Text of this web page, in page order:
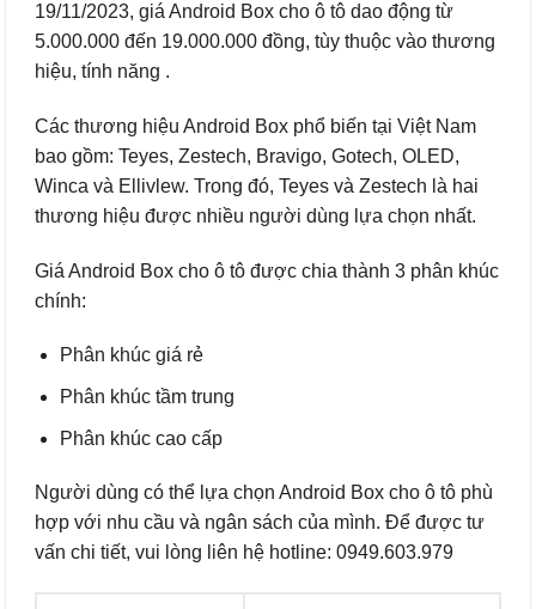
19/11/2023, giá Android Box cho ô tô dao động từ
5.000.000 đến 19.000.000 đồng, tùy thuộc vào thương
hiệu, tính năng .
Các thương hiệu Android Box phổ biến tại Việt Nam
bao gồm: Teyes, Zestech, Bravigo, Gotech, OLED,
Winca và Ellivlew. Trong đó, Teyes và Zestech là hai
thương hiệu được nhiều người dùng lựa chọn nhất.
Giá Android Box cho ô tô được chia thành 3 phân khúc
chính:
Phân khúc giá rẻ
Phân khúc tầm trung
Phân khúc cao cấp
Người dùng có thể lựa chọn Android Box cho ô tô phù
hợp với nhu cầu và ngân sách của mình. Để được tư
vấn chi tiết, vui lòng liên hệ hotline: 0949.603.979